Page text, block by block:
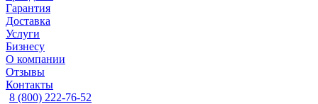
Гарантия
Доставка
Услуги
Бизнесу
О компании
Отзывы
Контакты
8 (800) 222-76-52